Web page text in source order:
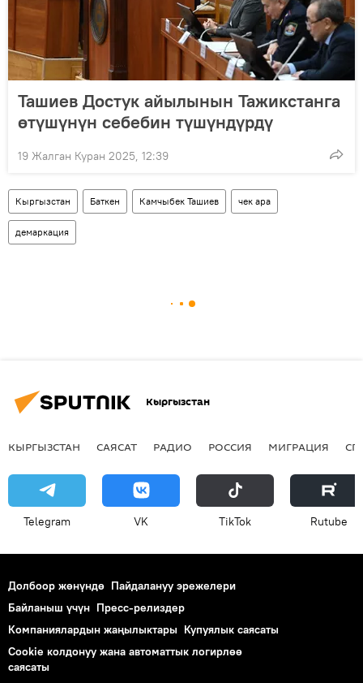
Ташиев Достук айылынын Тажикстанга
өтүшүнүн себебин түшүндүрдү
19 Жалган Куран 2025, 12:39
Кыргызстан Баткен Камчыбек Ташиев чек ара
демаркация
Кыргызстан
КЫРГЫЗСТАН САЯСАТ РАДИО РОССИЯ МИГРАЦИЯ
Telegram VK ТikТоk Rutube
Долбоор жөнүндө Пайдалануу эрежелери
Байланыш үчүн Пресс-релиздер
Компаниялардын жаңылыктары Купуялык саясаты
Cookie колдонуу жана автоматтык логирлөө
саясаты